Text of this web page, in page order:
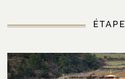
ÉTAPE